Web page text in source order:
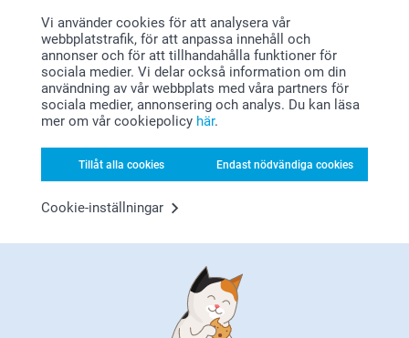
Vi använder cookies för att analysera vår
webbplatstrafik, för att anpassa innehåll och
annonser och för att tillhandahålla funktioner för
sociala medier. Vi delar också information om din
användning av vår webbplats med våra partners för
sociala medier, annonsering och analys. Du kan läsa
mer om vår cookiepolicy här.
Tillåt alla cookies Endast nödvändiga cookies
Cookie-inställningar
11:17
Hej,
Stort tack för ⭐️⭐️⭐️⭐️⭐️.
Tack för att du valt att beställa från oss. 💕
Varma hälsningar
Pernilla @smartphoto
Visa mer
Varförsmartphoto?